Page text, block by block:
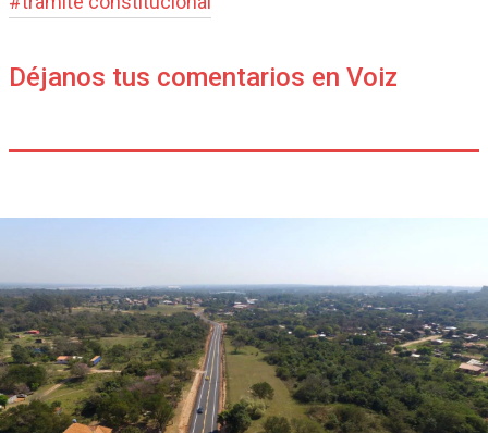
Déjanos tus comentarios en Voiz